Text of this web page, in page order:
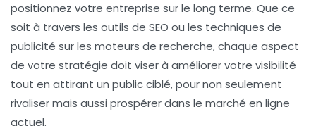
positionnez votre entreprise sur le long terme. Que ce
soit à travers les outils de SEO ou les techniques de
publicité sur les moteurs de recherche, chaque aspect
de votre stratégie doit viser à améliorer votre visibilité
tout en attirant un public ciblé, pour non seulement
rivaliser mais aussi prospérer dans le marché en ligne
actuel.